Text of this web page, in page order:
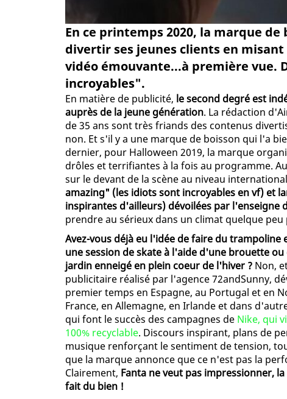
En ce printemps 2020, la marque
divertir ses jeunes clients en
vidéo émouvante...à première vue.
incroyables".
En matière de publicité, le second degré est
auprès de la jeune génération. La rédaction
de 35 ans sont très friands des contenus
non. Et s'il y a une marque de boisson qui l'a
dernier, pour Halloween 2019, la marque
drôles et terrifiantes à la fois au programme.
sur le devant de la scène au niveau
amazing" (les idiots sont incroyables en vf) et
inspirantes d'ailleurs) dévoilées par l'enseigne
prendre au sérieux dans un climat quelque
Avez-vous déjà eu l'idée de faire du
une session de skate à l'aide d'une brouette
jardin enneigé en plein coeur de l'hiver ? Non,
publicitaire réalisé par l'agence 72andSunny,
premier temps en Espagne, au Portugal et en
France, en Allemagne, en Irlande et dans
qui font le succès des campagnes de Nike, qui
100% recyclable. Discours inspirant, plans de
musique renforçant le sentiment de tension,
que la marque annonce que ce n'est pas la
Clairement, Fanta ne veut pas impressionner,
fait du bien !